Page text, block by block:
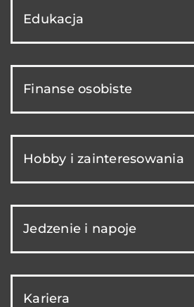
Edukacja
Finanse osobiste
Hobby i zainteresowania
Jedzenie i napoje
Kariera